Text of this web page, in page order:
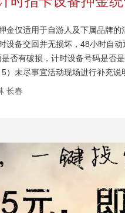
金仅适用于自游人及下属品牌
设备交回并无损坏，48小时自
否有破损，计时设备号码是否
）未尽事宜活动现场进行补充
1日
长春